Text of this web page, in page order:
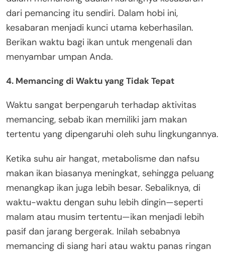
dari pemancing itu sendiri. Dalam hobi ini,
kesabaran menjadi kunci utama keberhasilan.
Berikan waktu bagi ikan untuk mengenali dan
menyambar umpan Anda.
4. Memancing di Waktu yang Tidak Tepat
Waktu sangat berpengaruh terhadap aktivitas
memancing, sebab ikan memiliki jam makan
tertentu yang dipengaruhi oleh suhu lingkungannya.
Ketika suhu air hangat, metabolisme dan nafsu
makan ikan biasanya meningkat, sehingga peluang
menangkap ikan juga lebih besar. Sebaliknya, di
waktu-waktu dengan suhu lebih dingin—seperti
malam atau musim tertentu—ikan menjadi lebih
pasif dan jarang bergerak. Inilah sebabnya
memancing di siang hari atau waktu panas ringan